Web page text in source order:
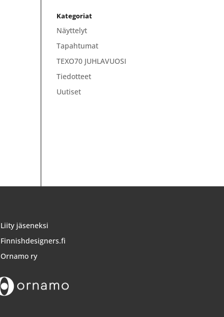
Kategoriat
Näyttelyt
Tapahtumat
TEXO70 JUHLAVUOSI
Tiedotteet
Uutiset
Liity jäseneksi
Finnishdesigners.fi
Ornamo ry